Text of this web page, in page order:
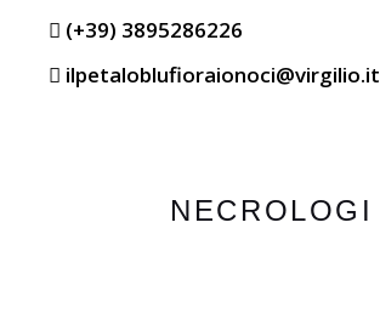
(+39) 3895286226
ilpetaloblufioraionoci@virgilio.it
NECROLOGI